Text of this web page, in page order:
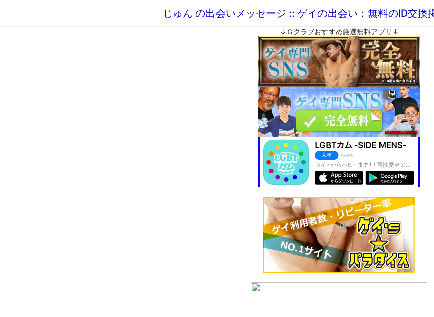
じゅん の出会いメッセージ :: ゲイの出会い：無料のID交換
↓Ｇクラブおすすめ厳選無料アプリ↓